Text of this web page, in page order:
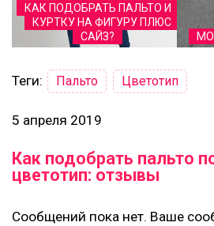
КАК ПОДОБРАТЬ ПАЛЬТО И
КУРТКУ НА ФИГУРУ ПЛЮС
САЙЗ?
Теги: Пальто Цветотип
5 апреля 2019
Как подобрать пальто
цветотип: отзывы
Сообщений пока нет. Ваше